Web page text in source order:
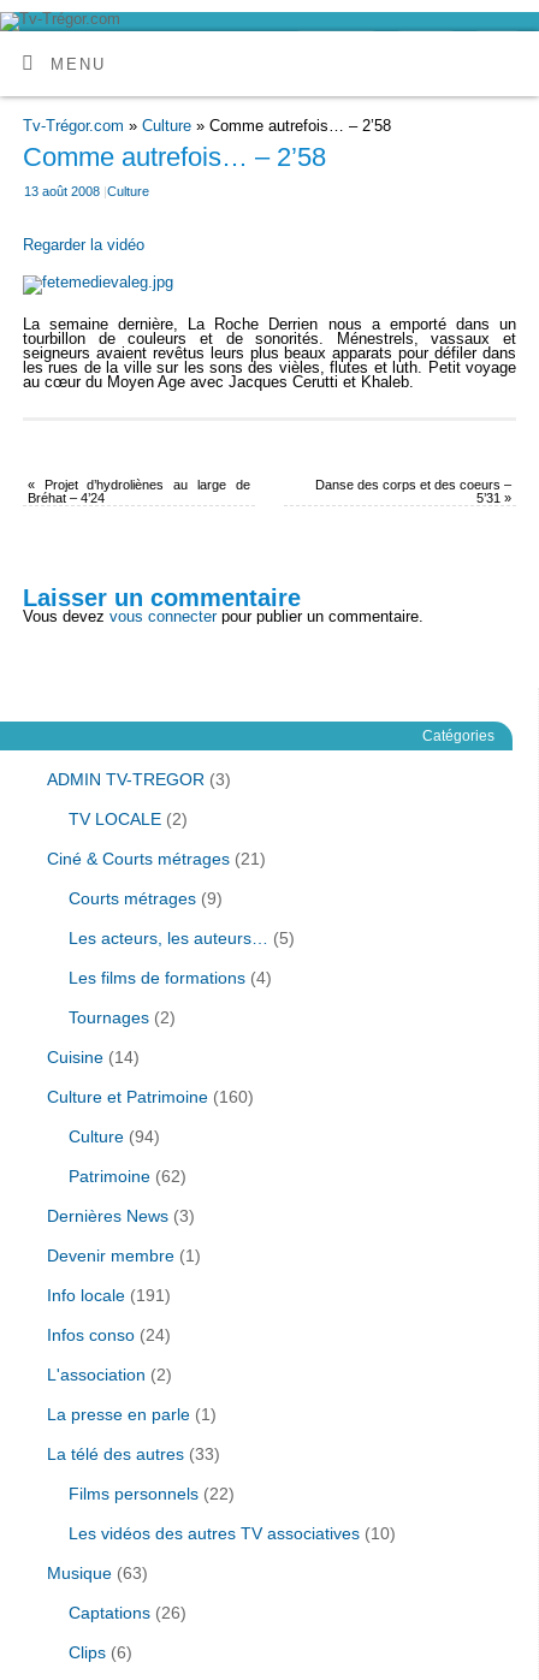
MENU
Tv-Trégor.com » Culture» Comme autrefois… – 2’58
Comme autrefois… – 2’58
13 août 2008 |Culture
Regarder la vidéo
La semaine dernière, La Roche Derrien nous a emporté dans un
tourbillon de couleurs et de sonorités. Ménestrels, vassaux et
seigneurs avaient revêtus leurs plus beaux apparats pour défiler dans
les rues de la ville sur les sons des vièles, flutes et luth. Petit voyage
au cœur du Moyen Age avec Jacques Cerutti et Khaleb.
«Projet d’hydroliènes au large de
Bréhat – 4’24
Danse des corps et des coeurs –
5’31»
Laisser un commentaire
Vous devez vous connecterpour publier un commentaire.
Catégories
ADMIN TV-TREGOR (3)
TV LOCALE (2)
Ciné & Courts métrages (21)
Courts métrages (9)
Les acteurs, les auteurs… (5)
Les films de formations (4)
Tournages (2)
Cuisine (14)
Culture et Patrimoine (160)
Culture (94)
Patrimoine (62)
Dernières News (3)
Devenir membre (1)
Info locale (191)
Infos conso (24)
L'association (2)
La presse en parle (1)
La télé des autres (33)
Films personnels (22)
Les vidéos des autres TV associatives (10)
Musique (63)
Captations (26)
Clips (6)